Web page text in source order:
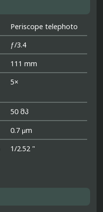
Periscope telephoto
ƒ/3.4
111 mm
5×
50 მპ
0.7 μm
1/2.52 "